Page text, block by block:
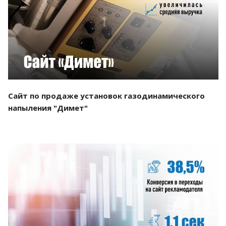
Смотреть проект
Сайт по продаже установок газодинамического
напыления "Димет"